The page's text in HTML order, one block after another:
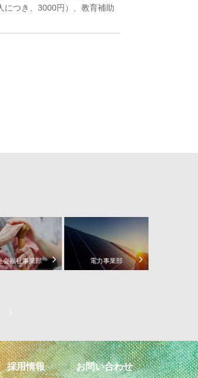
につき、3000円）、教育補助
会福祉事業部 電力事業部
採用情報 お問い合わせ